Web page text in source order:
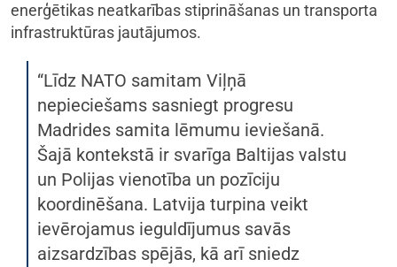
enerģētikas neatkarības stiprināšanas un transporta
infrastruktūras jautājumos.
“Līdz NATO samitam Viļņā
nepieciešams sasniegt progresu
Madrides samita lēmumu ieviešanā.
Šajā kontekstā ir svarīga Baltijas valstu
un Polijas vienotība un pozīciju
koordinēšana. Latvija turpina veikt
ievērojamus ieguldījumus savās
aizsardzības spējās, kā arī sniedz